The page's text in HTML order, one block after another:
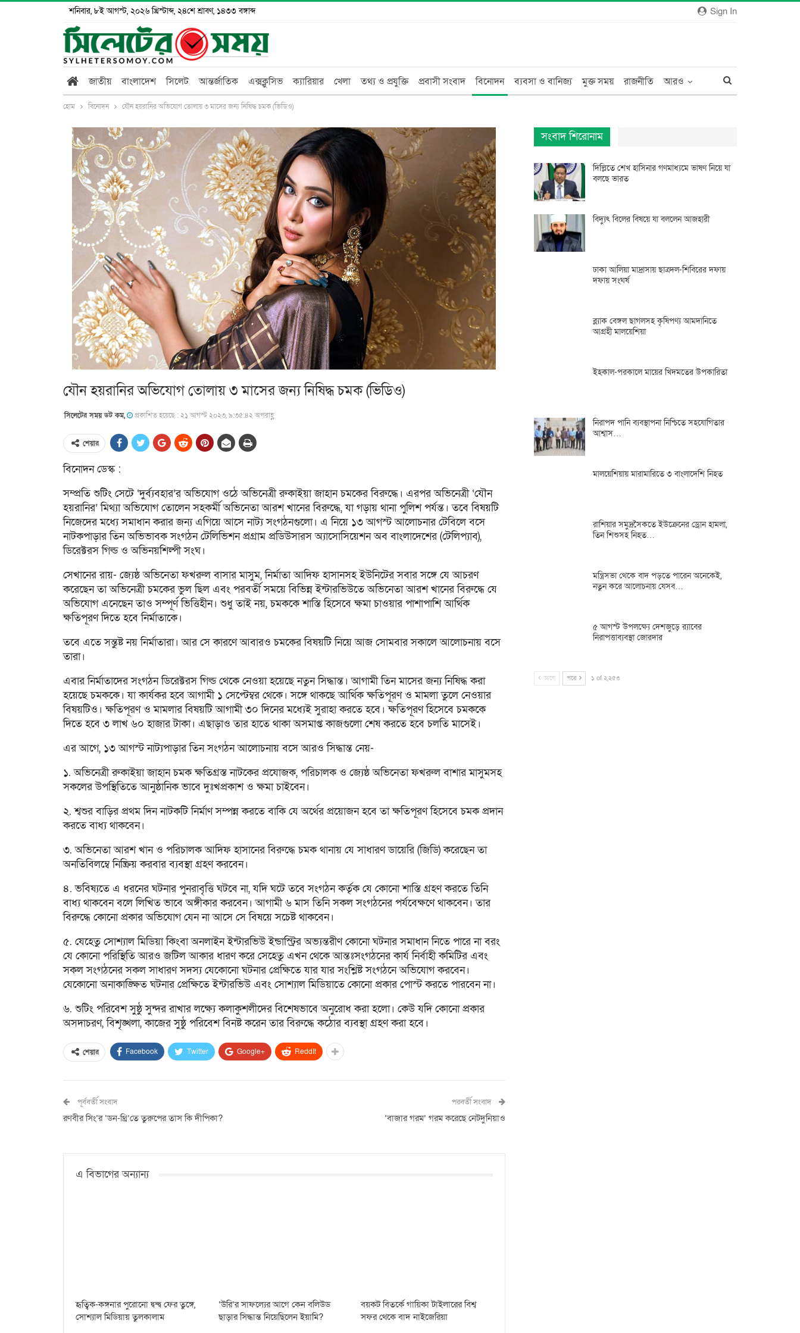
Sign In
শনিবার, ৮ই আগস্ট, ২০২৬ খ্রিস্টাব্দ, ২৪শে শ্রাবণ, ১৪৩৩ বঙ্গাব্দ
জাতীয় বাংলাদেশ সিলেট আন্তর্জাতিক এক্সক্লুসিভ ক্যারিয়ার খেলা তথ্য ও প্রযুক্তি প্রবাসী সংবাদ বিনোদন ব্যবসা ও বানিজ্য মুক্ত সময় রাজনীতি আরও
হোম বিনোদন যৌন হয়রানির অভিযোগ তোলায় ৩ মাসের জন্য নিষিদ্ধ চমক (ভিডিও)
যৌন হয়রানির অভিযোগ তোলায় ৩ মাসের জন্য নিষিদ্ধ চমক (ভিডিও)
সিলেটের সময় ডট কম, প্রকাশিত হয়েছে : ২১ আগস্ট ২০২৩, ৯:৩৫:৪২ অপরাহ্ণ
শেয়ার
বিনোদন ডেস্ক :
সম্প্রতি শুটিং সেটে ‘দুর্ব্যবহার’র অভিযোগ ওঠে অভিনেত্রী রুকাইয়া জাহান চমকের বিরুদ্ধে। এরপর অভিনেত্রী ‘যৌন
হয়রানির’ মিথ্যা অভিযোগ তোলেন সহকর্মী অভিনেতা আরশ খানের বিরুদ্ধে, যা গড়ায় থানা পুলিশ পর্যন্ত। তবে বিষয়টি
নিজেদের মধ্যে সমাধান করার জন্য এগিয়ে আসে নাট্য সংগঠনগুলো। এ নিয়ে ১৩ আগস্ট আলোচনার টেবিলে বসে
নাটকপাড়ার তিন অভিভাবক সংগঠন টেলিভিশন প্রগ্রাম প্রডিউসারস অ্যাসোসিয়েশন অব বাংলাদেশের (টেলিপ্যাব),
ডিরেক্টরস গিল্ড ও অভিনয়শিল্পী সংঘ।
সেখানের রায়- জ্যেষ্ঠ অভিনেতা ফখরুল বাসার মাসুম, নির্মাতা আদিফ হাসানসহ ইউনিটের সবার সঙ্গে যে আচরণ
করেছেন তা অভিনেত্রী চমকের ভুল ছিল এবং পরবর্তী সময়ে বিভিন্ন ইন্টারভিউতে অভিনেতা আরশ খানের বিরুদ্ধে যে
অভিযোগ এনেছেন তাও সম্পূর্ণ ভিত্তিহীন। শুধু তাই নয়, চমককে শাস্তি হিসেবে ক্ষমা চাওয়ার পাশাপাশি আর্থিক
ক্ষতিপূরণ দিতে হবে নির্মাতাকে।
তবে এতে সন্তুষ্ট নয় নির্মাতারা। আর সে কারণে আবারও চমকের বিষয়টি নিয়ে আজ সোমবার সকালে আলোচনায় বসে
তারা।
এবার নির্মাতাদের সংগঠন ডিরেক্টরস গিল্ড থেকে নেওয়া হয়েছে নতুন সিদ্ধান্ত। আগামী তিন মাসের জন্য নিষিদ্ধ করা
হয়েছে চমককে। যা কার্যকর হবে আগামী ১ সেপ্টেম্বর থেকে। সঙ্গে থাকছে আর্থিক ক্ষতিপূরণ ও মামলা তুলে নেওয়ার
বিষয়টিও। ক্ষতিপূরণ ও মামলার বিষয়টি আগামী ৩০ দিনের মধ্যেই সুরাহা করতে হবে। ক্ষতিপূরণ হিসেবে চমককে
দিতে হবে ৩ লাখ ৬০ হাজার টাকা। এছাড়াও তার হাতে থাকা অসমাপ্ত কাজগুলো শেষ করতে হবে চলতি মাসেই।
এর আগে, ১৩ আগস্ট নাট্যপাড়ার তিন সংগঠন আলোচনায় বসে আরও সিদ্ধান্ত নেয়-
১. অভিনেত্রী রুকাইয়া জাহান চমক ক্ষতিগ্রস্ত নাটকের প্রযোজক, পরিচালক ও জ্যেষ্ঠ অভিনেতা ফখরুল বাশার মাসুমসহ
সকলের উপস্থিতিতে আনুষ্ঠানিক ভাবে দুঃখপ্রকাশ ও ক্ষমা চাইবেন।
২. শ্বশুর বাড়ির প্রথম দিন নাটকটি নির্মাণ সম্পন্ন করতে বাকি যে অর্থের প্রয়োজন হবে তা ক্ষতিপূরণ হিসেবে চমক প্রদান
করতে বাধ্য থাকবেন।
৩. অভিনেতা আরশ খান ও পরিচালক আদিফ হাসানের বিরুদ্ধে চমক থানায় যে সাধারণ ডায়েরি (জিডি) করেছেন তা
অনতিবিলম্বে নিষ্ক্রিয় করবার ব্যবস্থা গ্রহণ করবেন।
৪. ভবিষ্যতে এ ধরনের ঘটনার পুনরাবৃত্তি ঘটবে না, যদি ঘটে তবে সংগঠন কর্তৃক যে কোনো শাস্তি গ্রহণ করতে তিনি
বাধ্য থাকবেন বলে লিখিত ভাবে অঙ্গীকার করবেন। আগামী ৬ মাস তিনি সকল সংগঠনের পর্যবেক্ষণে থাকবেন। তার
বিরুদ্ধে কোনো প্রকার অভিযোগ যেন না আসে সে বিষয়ে সচেষ্ট থাকবেন।
৫. যেহেতু সোশ্যাল মিডিয়া কিংবা অনলাইন ইন্টারভিউ ইন্ডাস্ট্রির অভ্যন্তরীণ কোনো ঘটনার সমাধান নিতে পারে না বরং
যে কোনো পরিস্থিতি আরও জটিল আকার ধারণ করে সেহেতু এখন থেকে আন্তঃসংগঠনের কার্য নির্বাহী কমিটির এবং
সকল সংগঠনের সকল সাধারণ সদস্য যেকোনো ঘটনার প্রেক্ষিতে যার যার সংশ্লিষ্ট সংগঠনে অভিযোগ করবেন।
যেকোনো অনাকাঙ্ক্ষিত ঘটনার প্রেক্ষিতে ইন্টারভিউ এবং সোশ্যাল মিডিয়াতে কোনো প্রকার পোস্ট করতে পারবেন না।
৬. শুটিং পরিবেশ সুষ্ঠু সুন্দর রাখার লক্ষ্যে কলাকুশলীদের বিশেষভাবে অনুরোধ করা হলো। কেউ যদি কোনো প্রকার
অসদাচরণ, বিশৃঙ্খলা, কাজের সুষ্ঠু পরিবেশ বিনষ্ট করেন তার বিরুদ্ধে কঠোর ব্যবস্থা গ্রহণ করা হবে।
শেয়ার Facebook Twitter Google+ ReddIt
পূর্ববর্তী সংবাদ
রণবীর সিং’র ‘ডন-থ্রি’তে তুরুপের তাস কি দীপিকা?
পরবর্তী সংবাদ
‘বাজার গরম’ গরম করেছে নেটদুনিয়াও
এ বিভাগের অন্যান্য
হৃত্বিক-কঙ্গনার পুরোনো দ্বন্দ্ব ফের তুঙ্গে,
সোশ্যাল মিডিয়ায় তুলকালাম
‘উরি’র সাফল্যের আগে কেন বলিউড
ছাড়ার সিদ্ধান্ত নিয়েছিলেন ইয়ামি?
বয়কট বিতর্কে গায়িকা টাইলারের বিশ্ব
সফর থেকে বাদ নাইজেরিয়া
সংবাদ শিরোনাম
দিল্লিতে শেখ হাসিনার গণমাধ্যমে ভাষণ নিয়ে যা
বলছে ভারত
বিদ্যুৎ বিলের বিষয়ে যা বললেন আজহারী
ঢাকা আলিয়া মাদ্রাসায় ছাত্রদল-শিবিরের দফায়
দফায় সংঘর্ষ
ব্ল্যাক বেঙ্গল ছাগলসহ কৃষিপণ্য আমদানিতে
আগ্রহী মালয়েশিয়া
ইহকাল-পরকালে মায়ের খিদমতের উপকারিতা
নিরাপদ পানি ব্যবস্থাপনা নিশ্চিতে সহযোগিতার
আশ্বাস…
মালয়েশিয়ায় মারামারিতে ৩ বাংলাদেশি নিহত
রাশিয়ার সমুদ্রসৈকতে ইউক্রেনের ড্রোন হামলা,
তিন শিশুসহ নিহত…
মন্ত্রিসভা থেকে বাদ পড়তে পারেন অনেকেই,
নতুন করে আলোচনায় যেসব…
৫ আগস্ট উপলক্ষ্যে দেশজুড়ে র‌্যাবের
নিরাপত্তাব্যবস্থা জোরদার
আগে পরে ১ of ২,২৫৩